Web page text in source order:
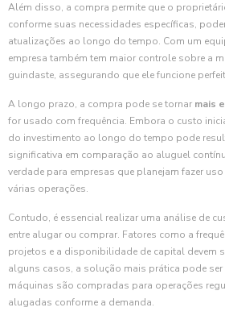
Além disso, a compra permite que o
conforme suas necessidades específicas,
atualizações ao longo do tempo. Com um
empresa também tem maior controle sobre a
guindaste, assegurando que ele funcione
A longo prazo, a compra pode se tornar mais
for usado com frequência. Embora o custo
do investimento ao longo do tempo pode
significativa em comparação ao aluguel
verdade para empresas que planejam fazer
várias operações.
Contudo, é essencial realizar uma análise de
entre alugar ou comprar. Fatores como a
projetos e a disponibilidade de capital devem
alguns casos, a solução mais prática pode
máquinas são compradas para operações
alugadas conforme a demanda.